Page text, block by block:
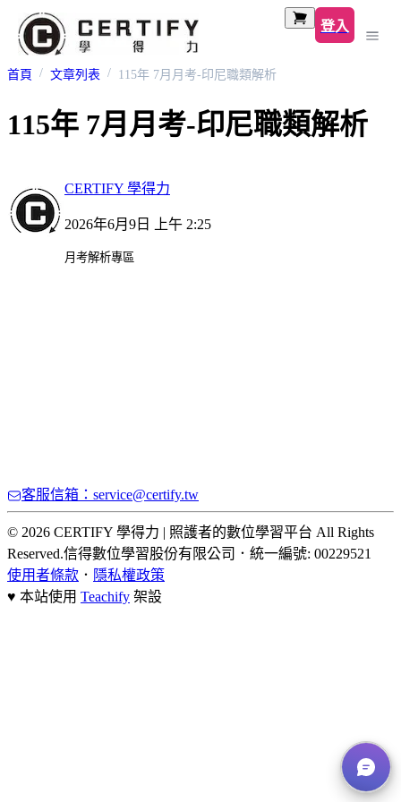
登入
首頁 文章列表 115年 7月月考-印尼職類解析
115年 7月月考-印尼職類解析
CERTIFY 學得力
2026年6月9日 上午 2:25
月考解析專區
客服信箱：service@certify.tw
© 2026 CERTIFY 學得力 | 照護者的數位學習平台 All Rights
Reserved.信得數位學習股份有限公司 ． 統一編號: 00229521
使用者條款 ． 隱私權政策
♥ 本站使用 Teachify 架設